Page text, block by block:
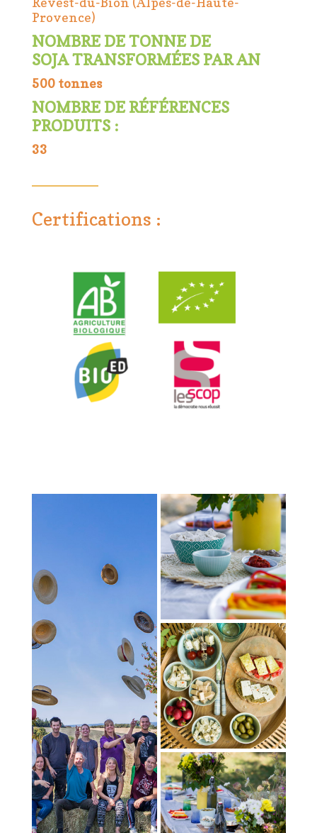
Provence)
NOMBRE DE TONNE DE
SOJA TRANSFORMÉES PAR AN
500 tonnes
NOMBRE DE RÉFÉRENCES
PRODUITS :
33
Certifications :